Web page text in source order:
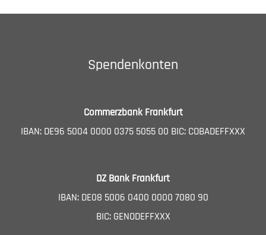
Spendenkonten
Commerzbank Frankfurt
IBAN: DE96 5004 0000 0375 5055 00 BIC: COBADEFFXXX
DZ Bank Frankfurt
IBAN: DE08 5006 0400 0000 7080 90
BIC: GENODEFFXXX